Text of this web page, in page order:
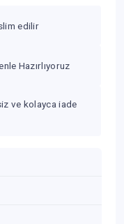
edilir
Hazırlıyoruz
ve kolayca iade